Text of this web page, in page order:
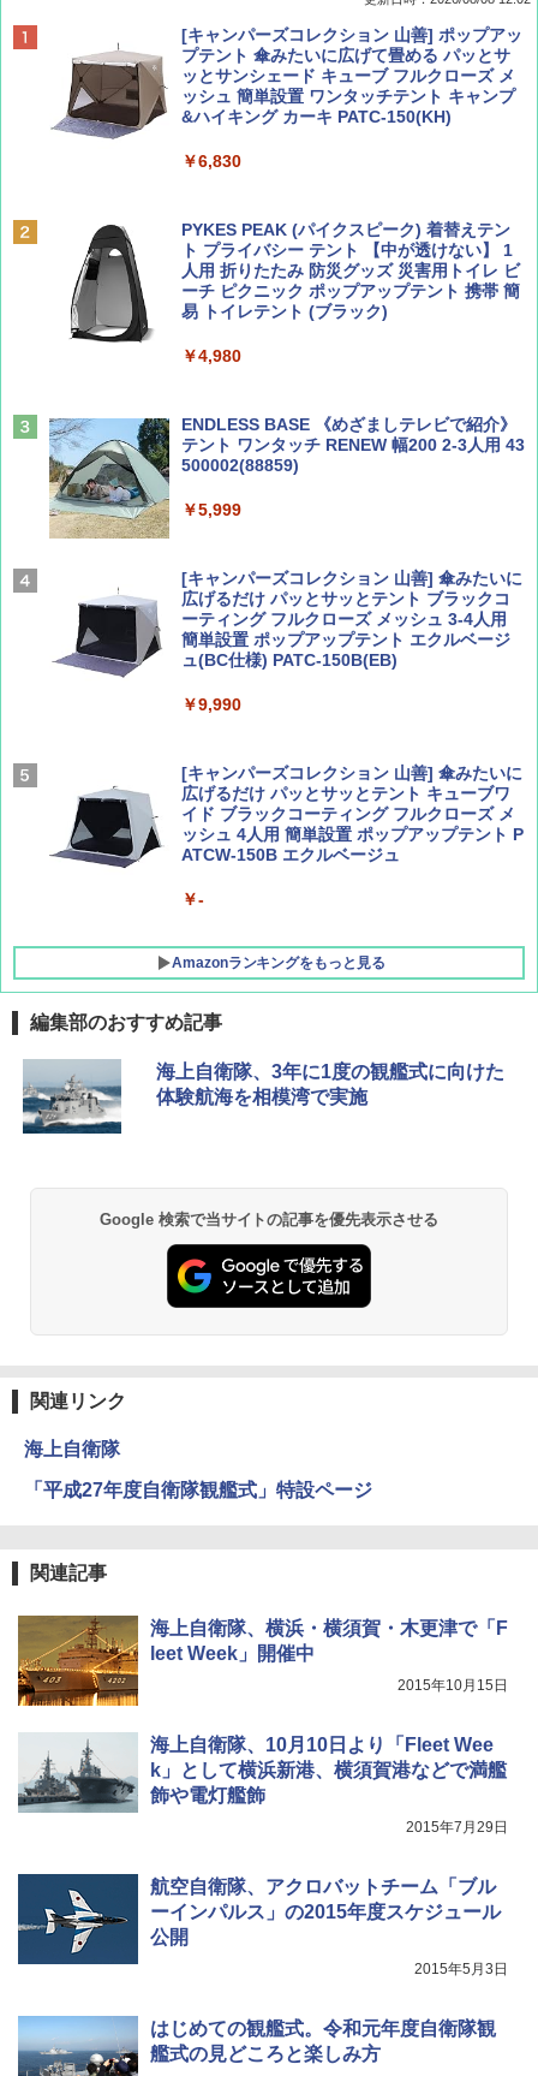
BE-PAL(ビ-パル) 2026年 9 月号【特別付録:
SOTO ミニマル"旅"財布 ランダム2種】
￥1,500
￥713
AIRLINE（エアライン）2026年9月号【特
集】ボーイング110周年を祝して！
￥1,760
D40 地球の歩き方 チェンマイ タイ北部の魅
力的な町 2026～2027 地球の歩き方D アジア
￥2,079
￥2,695
球の歩き方A ヨーロッパ
A26 地球の歩き方 チェコ ポーランド スロヴ
ァキア 2026～2027 地球の歩き方A ヨーロッ
[キャンパーズコレクション 山善] ポップアッ
プテント 傘みたいに広げて畳める パッとサ
ッとサンシェード キューブ フルクローズ メ
ッシュ 簡単設置 ワンタッチテント キャンプ
&ハイキング カーキ PATC-150(KH)
￥6,830
PYKES PEAK (パイクスピーク) 着替えテン
ト プライバシー テント 【中が透けない】 1
人用 折りたたみ 防災グッズ 災害用トイレ ビ
ーチ ピクニック ポップアップテント 携帯 簡
易 トイレテント (ブラック)
￥4,980
ENDLESS BASE 《めざましテレビで紹介》
テント ワンタッチ RENEW 幅200 2-3人用 43
500002(88859)
￥5,999
[キャンパーズコレクション 山善] 傘みたいに
広げるだけ パッとサッとテント ブラックコ
ーティング フルクローズ メッシュ 3-4人用
簡単設置 ポップアップテント エクルベージ
ュ(BC仕様) PATC-150B(EB)
￥9,990
[キャンパーズコレクション 山善] 傘みたいに
広げるだけ パッとサッとテント キューブワ
イド ブラックコーティング フルクローズ メ
ッシュ 4人用 簡単設置 ポップアップテント P
ATCW-150B エクルベージュ
￥-
Amazonランキングをもっと見る
GRANDOOR ステンレス保冷剤 2個セット 2
026リニューアル 急速冷凍 空間倍増 衛生的
コンパクト 保冷力長持ち
BUNDOK(バンドック)ソロ ドーム 1 EX BDK
レーム ドーム型 テント
ア/オフィス/教育現場/展示会用 緑
熊撃退スプレー 熊よけスプレー 熊スプレー
【日本企業販売】超強力クマ対策スプレー 30
0ml（連続噴射30秒）110ml（連続噴射15
秒）射程5～10m 安全ロック搭載 携帯収納袋
付き ヒグマ・イノシシ対策 自治体・教育機
関の購入実績 登山・キャンプ・アウトドア・
送
￥3,680
編集部のおすすめ記事
海上自衛隊、3年に1度の観艦式に向けた
体験航海を相模湾で実施
Google 検索で当サイトの記事を優先表示させる
関連リンク
海上自衛隊
「平成27年度自衛隊観艦式」特設ページ
関連記事
海上自衛隊、横浜・横須賀・木更津で「F
leet Week」開催中
2015年10月15日
海上自衛隊、10月10日より「Fleet Wee
k」として横浜新港、横須賀港などで満艦
飾や電灯艦飾
2015年7月29日
航空自衛隊、アクロバットチーム「ブル
ーインパルス」の2015年度スケジュール
公開
2015年5月3日
はじめての観艦式。令和元年度自衛隊観
艦式の見どころと楽しみ方